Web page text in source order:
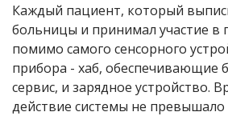
Каждый пациент, который
больницы и принимал участие в
помимо самого сенсорного
прибора - хаб, обеспечивающие
сервис, и зарядное устройство.
действие системы не превышало